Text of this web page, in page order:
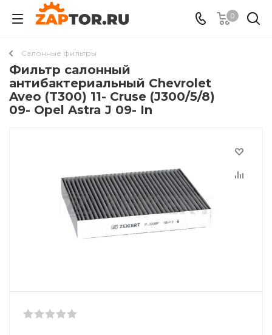
0
Салонные фильтры
Фильтр салонный
антибактериальный Chevrolet
Aveo (T300) 11- Cruse (J300/5/8)
09- Opel Astra J 09- In